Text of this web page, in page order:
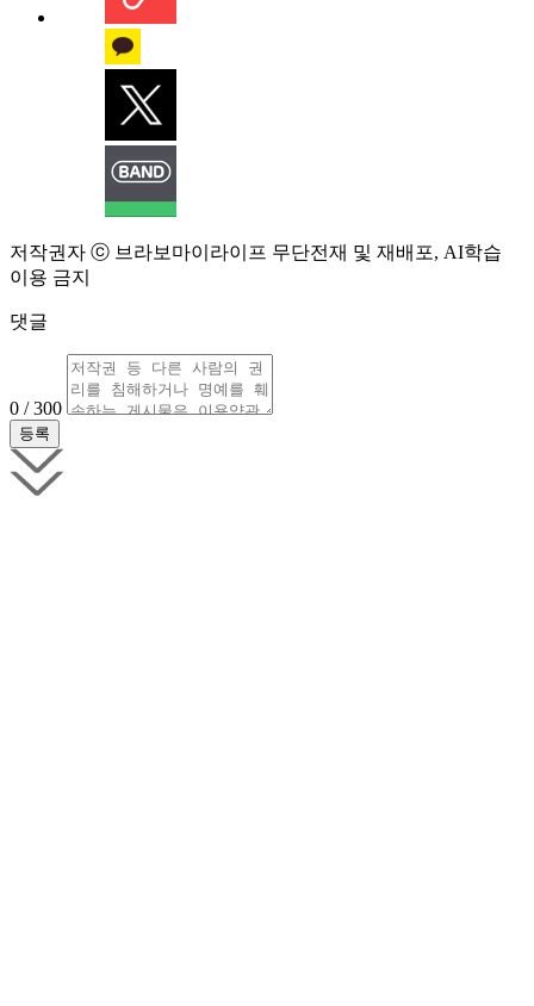
저작권자 ⓒ 브라보마이라이프 무단전재 및 재배포, AI학습
이용 금지
댓글
0 / 300